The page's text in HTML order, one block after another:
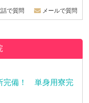
話で質問 メールで質問
備！ 単身用寮完